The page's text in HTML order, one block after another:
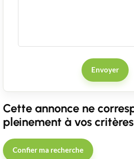
Envoyer
Cette annonce ne
pleinement à vos
Confier ma recherche